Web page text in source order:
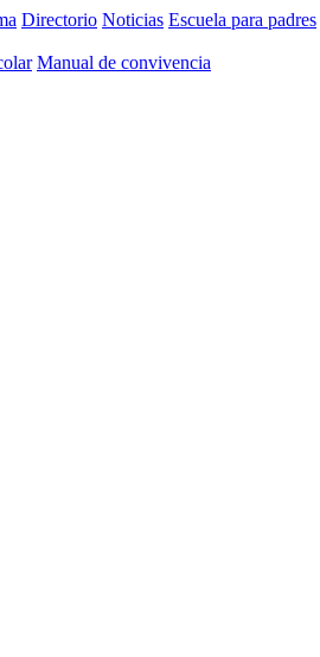
Directorio Noticias Escuela para padres
Manual de convivencia